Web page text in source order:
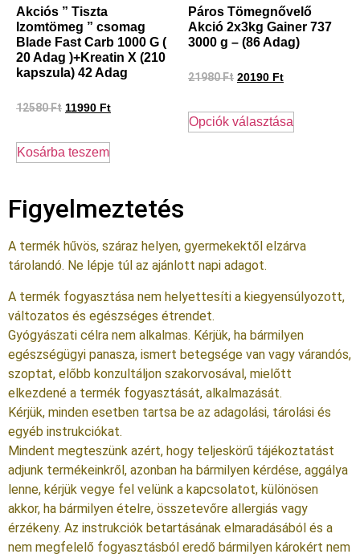
Akciós ” Tiszta
Izomtömeg ” csomag
Blade Fast Carb 1000 G (
20 Adag )+Kreatin X (210
kapszula) 42 Adag
12580Ft 11990 Ft
Kosárba teszem
Páros Tömegnővelő
Akció 2x3kg Gainer 737
3000 g – (86 Adag)
21980Ft 20190 Ft
Opciók választása
Figyelmeztetés
A termék hűvös, száraz helyen, gyermekektől elzárva
tárolandó. Ne lépje túl az ajánlott napi adagot.
A termék fogyasztása nem helyettesíti a kiegyensúlyozott,
változatos és egészséges étrendet.
Gyógyászati célra nem alkalmas. Kérjük, ha bármilyen
egészségügyi panasza, ismert betegsége van vagy várandós,
szoptat, előbb konzultáljon szakorvosával, mielőtt
elkezdené a termék fogyasztását, alkalmazását.
Kérjük, minden esetben tartsa be az adagolási, tárolási és
egyéb instrukciókat.
Mindent megteszünk azért, hogy teljeskörű tájékoztatást
adjunk termékeinkről, azonban ha bármilyen kérdése, aggálya
lenne, kérjük vegye fel velünk a kapcsolatot, különösen
akkor, ha bármilyen ételre, összetevőre allergiás vagy
érzékeny. Az instrukciók betartásának elmaradásából és a
nem megfelelő fogyasztásból eredő bármilyen károkért nem